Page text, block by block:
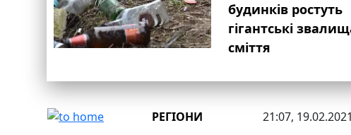
будинків ростуть
гігантські
сміття
РЕГІОНИ 21:07, 19.02.2021